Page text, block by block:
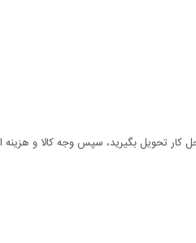
تحویل بگیرید، سپس وجه کالا و هزینه